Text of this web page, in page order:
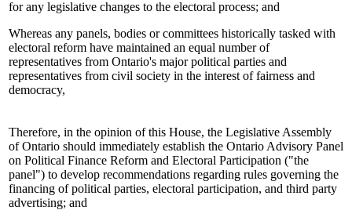
for any legislative changes to the electoral process; and
Whereas any panels, bodies or committees historically tasked with
electoral reform have maintained an equal number of
representatives from Ontario's major political parties and
representatives from civil society in the interest of fairness and
democracy,
Therefore, in the opinion of this House, the Legislative Assembly
of Ontario should immediately establish the Ontario Advisory Panel
on Political Finance Reform and Electoral Participation ("the
panel") to develop recommendations regarding rules governing the
financing of political parties, electoral participation, and third party
advertising; and